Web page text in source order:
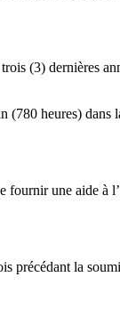
(3) dernières
heures) dans
fournir une aide à
précédant la